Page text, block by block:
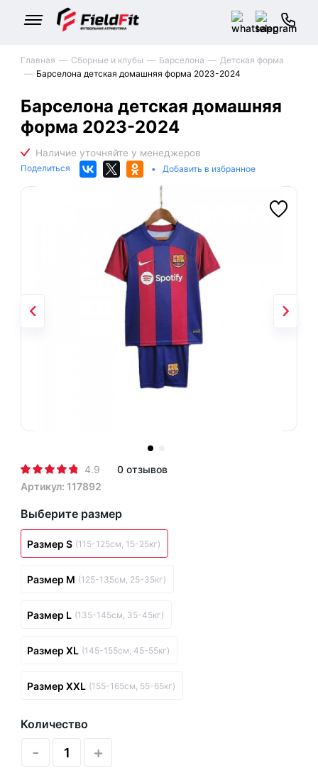
Главная Сборные и клубы Барселона
Детская форма
Барселона детская домашняя форма 2023-2024
Барселона детская домашняя
форма 2023-2024
Поделиться • Добавить в избранное
4.9
0 отзывов
Артикул: 117892
Выберите размер
Размер S (115-125см, 15-25кг)
Размер M (125-135см, 25-35кг)
Размер L (135-145см, 35-45кг)
Размер XL (145-155см, 45-55кг)
Размер XXL (155-165см, 55-65кг)
Количество
- +